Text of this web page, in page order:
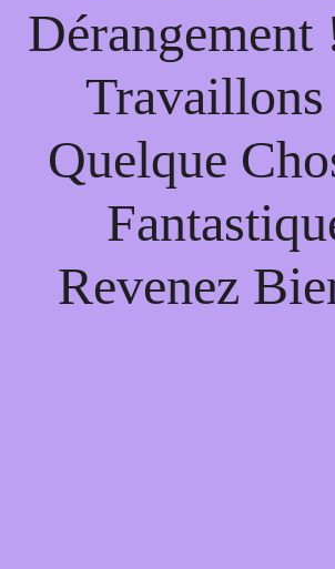
Dérangement
Travaillons
Quelque
Revenez